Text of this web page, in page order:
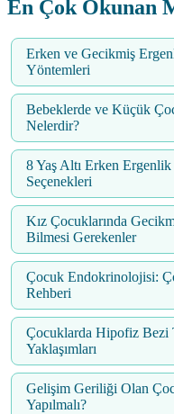
En Çok Okunan
Erken ve Gecikmiş
Yöntemleri
Bebeklerde ve Küçük
Nelerdir?
8 Yaş Altı Erken
Seçenekleri
Kız Çocuklarında
Bilmesi Gerekenler
Çocuk Endokrinolojisi:
Rehberi
Çocuklarda Hipofiz Bezi
Yaklaşımları
Gelişim Geriliği Olan
Yapılmalı?